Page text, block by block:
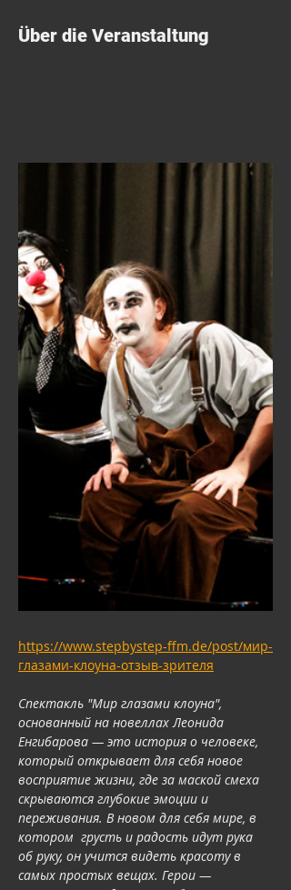
Über die Veranstaltung
https://www.stepbystep-ffm.de/post/мир-
глазами-клоуна-отзыв-зрителя
Спектакль "Мир глазами клоуна",
основанный на новеллах Леонида
Енгибарова — это история о человеке,
который открывает для себя новое
восприятие жизни, где за маской смеха
скрываются глубокие эмоции и
переживания. В новом для себя мире, в
котором  грусть и радость идут рука
об руку, он учится видеть красоту в
самых простых вещах. Герои —